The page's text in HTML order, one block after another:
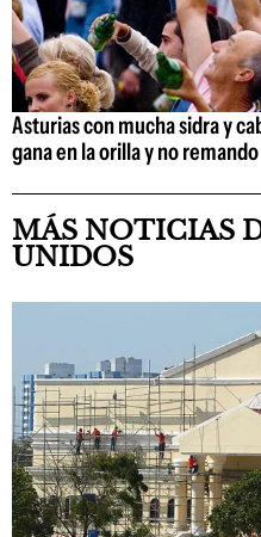
Asturias con mucha sidra y
gana en la orilla y no remando
MÁS NOTICIAS
UNIDOS